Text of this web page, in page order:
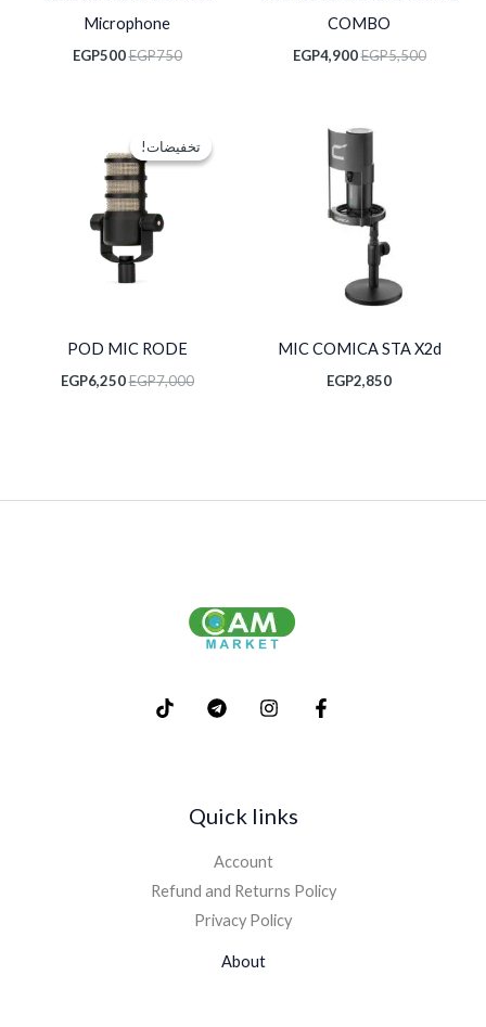
COMBO
EGP5,500
EGP4,900
Microphone
EGP750
EGP500
MIC COMICA STA X2d
EGP2,850
تخفيضات!
تخفيضات!
POD MIC RODE
EGP7,000
هو:
EGP7,000.
EGP6,250
Quick links
Account
Refund and Returns Policy
Privacy Policy
About